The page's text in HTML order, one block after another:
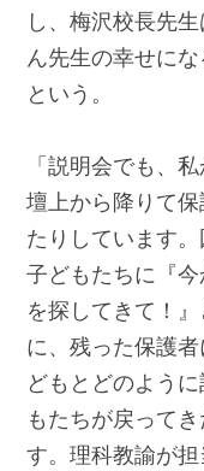
し、梅沢校長先
ん先生の幸せに
という。
「説明会でも、
壇上から降りて
たりしています。
子どもたちに『
を探してきて！
に、残った保護
どもとどのよう
もたちが戻って
す。理科教諭が